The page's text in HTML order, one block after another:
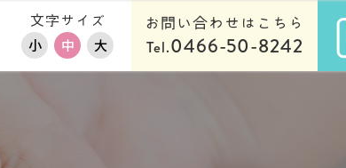
文字サイズ
小 中 大
お問い合わせはこちら
Tel.0466-50-8242